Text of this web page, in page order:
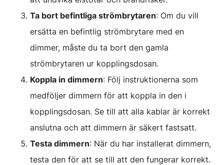
Ta bort befintliga strömbrytaren: Om du vill
ersätta en befintlig strömbrytare med en
dimmer, måste du ta bort den gamla
strömbrytaren ur kopplingsdosan.
Koppla in dimmern: Följ instruktionerna som
medföljer dimmern för att koppla in den i
kopplingsdosan. Se till att alla kablar är korrekt
anslutna och att dimmern är säkert fastsatt.
Testa dimmern: När du har installerat dimmern,
testa den för att se till att den fungerar korrekt.